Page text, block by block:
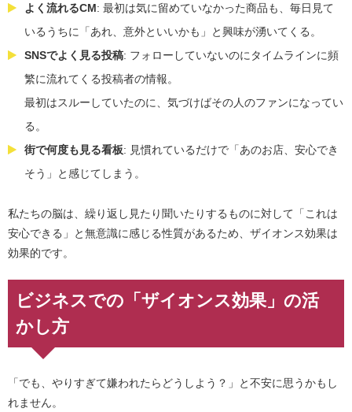
よく流れるCM: 最初は気に留めていなかった商品も、毎日見て
いるうちに「あれ、意外といいかも」と興味が湧いてくる。
SNSでよく見る投稿: フォローしていないのにタイムラインに頻
繁に流れてくる投稿者の情報。
最初はスルーしていたのに、気づけばその人のファンになってい
る。
街で何度も見る看板: 見慣れているだけで「あのお店、安心でき
そう」と感じてしまう。
私たちの脳は、繰り返し見たり聞いたりするものに対して「これは
安心できる」と無意識に感じる性質があるため、ザイオンス効果は
効果的です。
ビジネスでの「ザイオンス効果」の活
かし方
「でも、やりすぎて嫌われたらどうしよう？」と不安に思うかもし
れません。